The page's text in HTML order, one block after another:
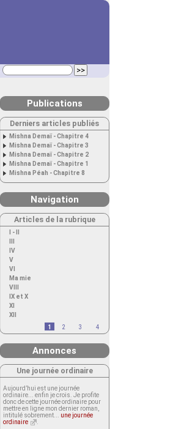
Publications
Derniers articles publiés
Mishna Demaï - Chapitre 4
Mishna Demaï - Chapitre 3
Mishna Demaï - Chapitre 2
Mishna Demaï - Chapitre 1
Mishna Péah - Chapitre 8
Navigation
Articles de la rubrique
I - II
IV
V
VI
Ma mie
VIII
IX et X
XI
XII
1
2 3 4
Annonces
Une journée ordinaire
Aujourd’hui est une journée
ordinaire... enfin je crois. Je profite
donc de cette journée ordinaire pour
mettre en ligne mon dernier roman,
intitulé sobrement... une journée
ordinaire